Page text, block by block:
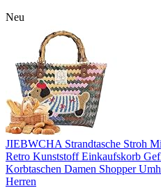
Neu
JIEBWCHA Strandtasche Stroh
Retro Kunststoff Einkaufskorb
Korbtaschen Damen Shopper
Herren